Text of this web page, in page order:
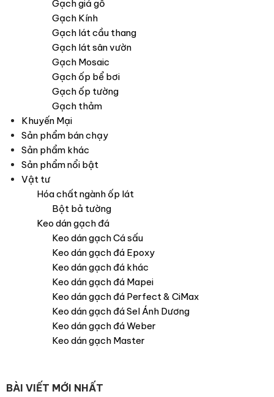
Gạch giả gỗ
Gạch Kính
Gạch lát cầu thang
Gạch lát sân vườn
Gạch Mosaic
Gạch ốp bể bơi
Gạch ốp tường
Gạch thảm
Khuyến Mại
Sản phẩm bán chạy
Sản phẩm khác
Sản phẩm nổi bật
Vật tư
Hóa chất ngành ốp lát
Bột bả tường
Keo dán gạch đá
Keo dán gạch Cá sấu
Keo dán gạch đá Epoxy
Keo dán gạch đá khác
Keo dán gạch đá Mapei
Keo dán gạch đá Perfect & CiMax
Keo dán gạch đá Sel Ánh Dương
Keo dán gạch đá Weber
Keo dán gạch Master
BÀI VIẾT MỚI NHẤT